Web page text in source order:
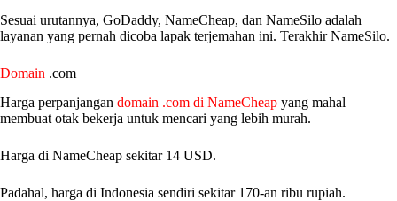
Sesuai urutannya, GoDaddy, NameCheap, dan NameSilo adalah
layanan yang pernah dicoba lapak terjemahan ini. Terakhir NameSilo.
Domain .com
Harga perpanjangan domain .com di NameCheap yang mahal
membuat otak bekerja untuk mencari yang lebih murah.
Harga di NameCheap sekitar 14 USD.
Padahal, harga di Indonesia sendiri sekitar 170-an ribu rupiah.